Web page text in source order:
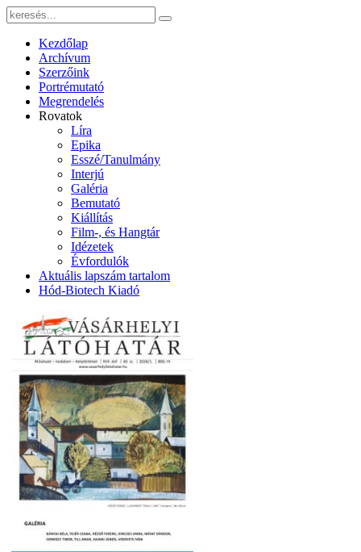
Kezdőlap
Archívum
Szerzőink
Portrémutató
Megrendelés
Rovatok
Líra
Epika
Esszé/Tanulmány
Interjú
Galéria
Bemutató
Kiállítás
Film-, és Hangtár
Idézetek
Évfordulók
Aktuális lapszám tartalom
Hód-Biotech Kiadó